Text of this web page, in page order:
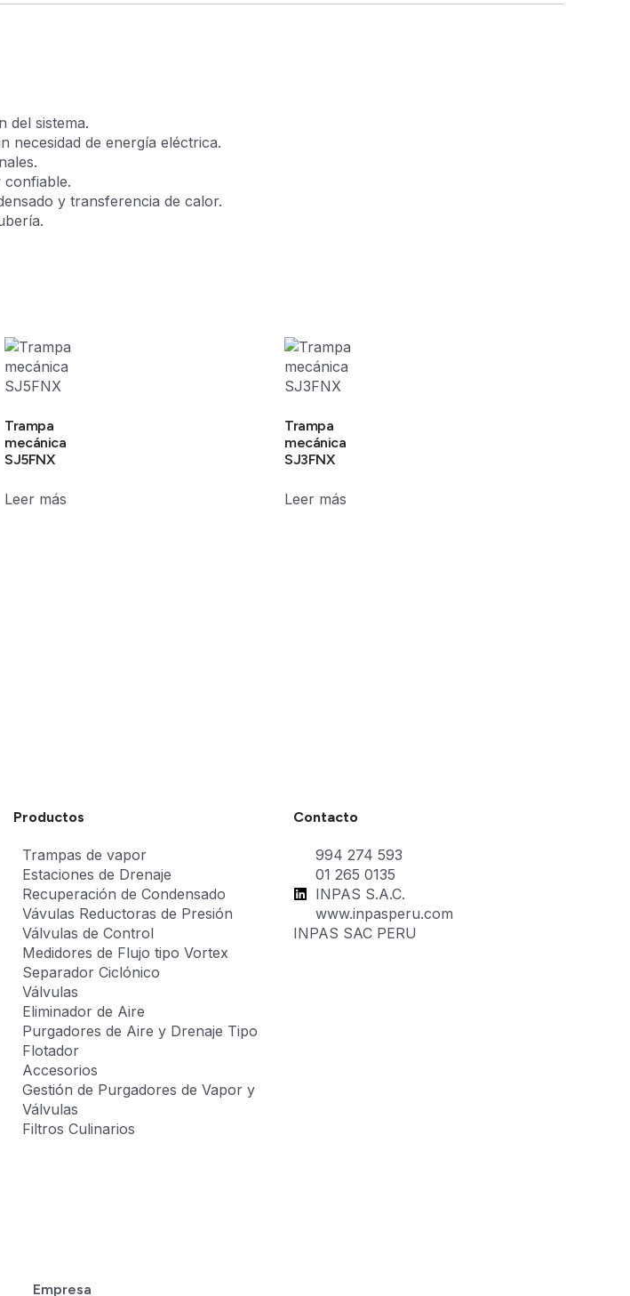
del sistema.
necesidad de energía eléctrica.
confiable.
y transferencia de calor.
Trampa
mecánica
SJ5FNX
Leer más
Trampa
mecánica
SJ3FNX
Leer más
Productos
Trampas de vapor
Estaciones de Drenaje
Recuperación de Condensado
Vávulas Reductoras de Presión
Válvulas de Control
Medidores de Flujo tipo Vortex
Separador Ciclónico
Válvulas
Eliminador de Aire
Purgadores de Aire y Drenaje Tipo
Flotador
Accesorios
Gestión de Purgadores de Vapor y
Válvulas
Filtros Culinarios
Contacto
994 274 593
01 265 0135
INPAS S.A.C.
www.inpasperu.com
INPAS SAC PERU
Empresa